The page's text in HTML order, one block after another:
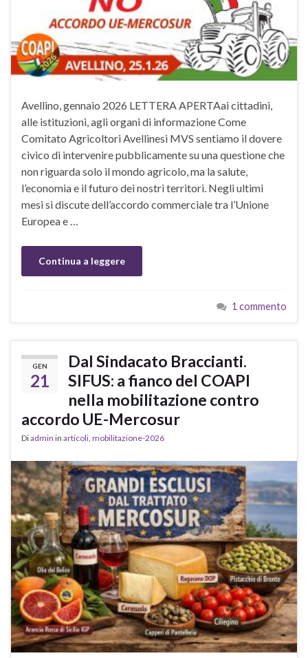
Avellino, gennaio 2026 LETTERA APERTAai cittadini,
alle istituzioni, agli organi di informazione Come
Comitato Agricoltori Avellinesi MVS sentiamo il dovere
civico di intervenire pubblicamente su una questione che
non riguarda solo il mondo agricolo, ma la salute,
l’economia e il futuro dei nostri territori. Negli ultimi
mesi si discute dell’accordo commerciale tra l’Unione
Europea e …
Continua a leggere
1 commento
GEN
21
Dal Sindacato Braccianti.
SIFUS: a fianco del COAPI
nella mobilitazione contro
accordo UE-Mercosur
Diadmin in articoli, mobilitazione-2026